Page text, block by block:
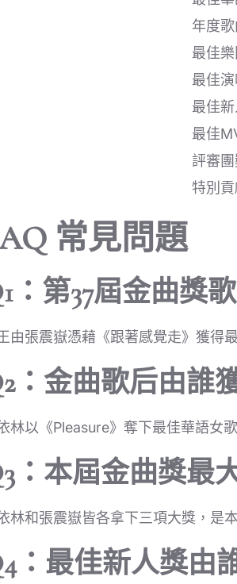
年度
最佳樂
最佳
最佳
最佳
評審
特別
常見問題
：第37屆金曲獎
由張震嶽憑藉《跟著感覺走》獲得
：金曲歌后由誰
林以《Pleasure》奪下最佳華語女歌
：本屆金曲獎最
林和張震嶽皆各拿下三項大獎，是
：最佳新人獎由